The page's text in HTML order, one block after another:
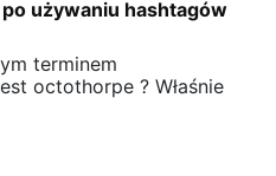
używaniu hashtagów
terminem
octothorpe ? Właśnie